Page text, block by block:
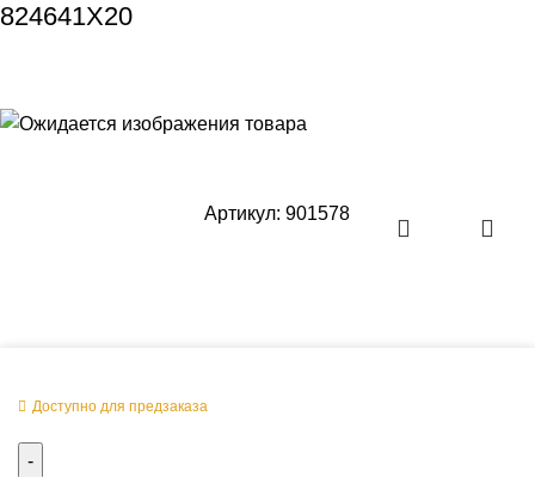
824641Х20
Артикул: 901578
Доступно для предзаказа